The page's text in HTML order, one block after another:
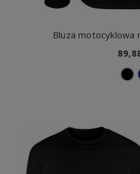
Bluza motocyklowa